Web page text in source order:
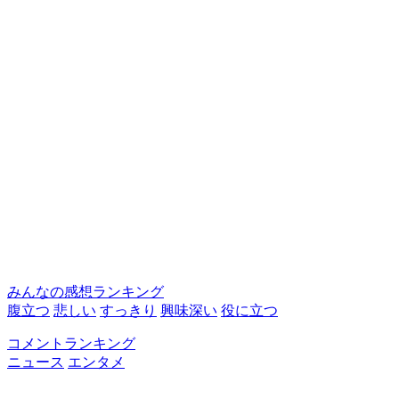
みんなの感想ランキング
腹立つ 悲しい すっきり 興味深い 役に立つ
コメントランキング
ニュース エンタメ